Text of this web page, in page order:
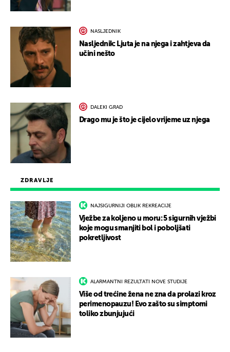
ZDRAVLJE
NAJSIGURNIJI OBLIK REKREACIJE
Vježbe za koljeno u moru: 5 sigurnih vježbi
koje mogu smanjiti bol i poboljšati
pokretljivost
ALARMANTNI REZULTATI NOVE STUDIJE
Više od trećine žena ne zna da prolazi kroz
perimenopauzu! Evo zašto su simptomi
toliko zbunjujući
NASLJEDNIK
Nasljednik: Ljuta je na njega i zahtjeva da
učini nešto
DALEKI GRAD
Drago mu je što je cijelo vrijeme uz njega